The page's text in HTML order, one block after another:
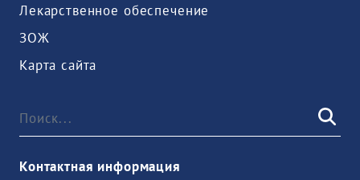
Лекарственное обеспечение
ЗОЖ
Карта сайта
Контактная информация